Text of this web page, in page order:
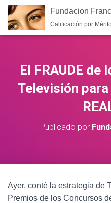
Fundacion
Calificación por
El FRAUDE de
Televisión para
Publicado por
Ayer, conté la estrategia de
Premios de los Concursos